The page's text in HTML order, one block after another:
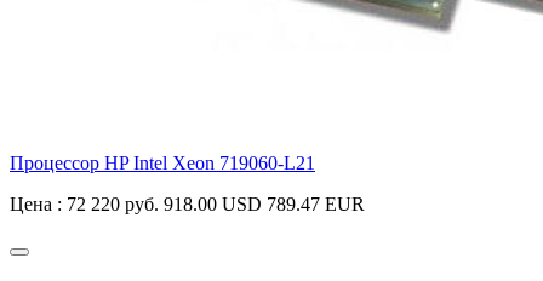
Процессор HP Intel Xeon 719060-L21
Цена : 72 220 руб. 918.00 USD 789.47 EUR